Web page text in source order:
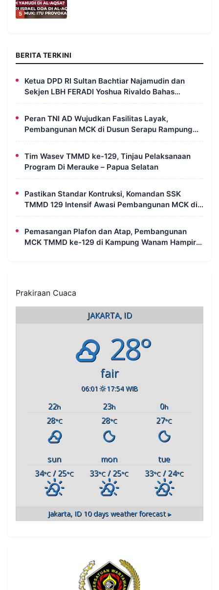
5
BERITA TERKINI
Ketua DPD RI Sultan Bachtiar Najamudin dan
Sekjen LBH FERADI Yoshua Rivaldo Bahas
Geopolitik dan Supremasi Hukum
Peran TNI AD Wujudkan Fasilitas Layak,
Pembangunan MCK di Dusun Serapu Rampung
Dikerjakan
Tim Wasev TMMD ke-129, Tinjau Pelaksanaan
Program Di Merauke – Papua Selatan
Pastikan Standar Kontruksi, Komandan SSK
TMMD 129 Intensif Awasi Pembangunan MCK di
Wanam
Pemasangan Plafon dan Atap, Pembangunan
MCK TMMD ke-129 di Kampung Wanam Hampir
Prakiraan Cuaca
JAKARTA, ID
28°
fair
06:01 17:54 WIB
22h 23h 0h
28°C 28°C 27°C
sun mon
tue
34°C / 25°C 33°C / 25°C 33°C/ 24°C
Jakarta, ID 10 days weather forecast ▸